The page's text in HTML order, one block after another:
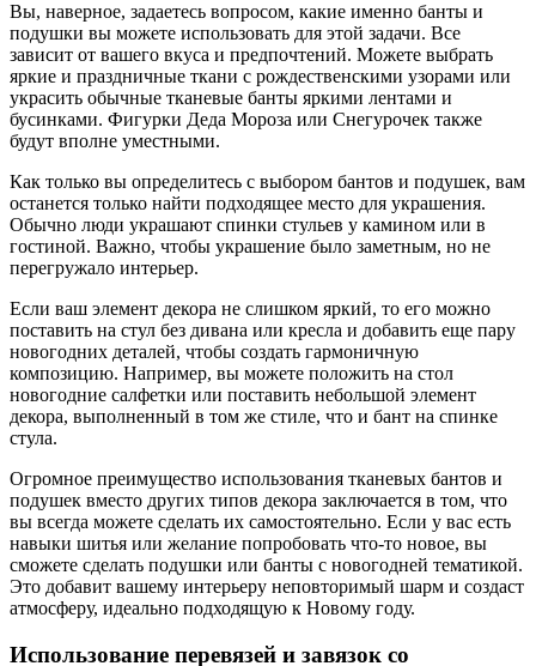
Вы, наверное, задаетесь вопросом, какие именно банты и
подушки вы можете использовать для этой задачи. Все
зависит от вашего вкуса и предпочтений. Можете выбрать
яркие и праздничные ткани с рождественскими узорами или
украсить обычные тканевые банты яркими лентами и
бусинками. Фигурки Деда Мороза или Снегурочек также
будут вполне уместными.
Как только вы определитесь с выбором бантов и подушек, вам
останется только найти подходящее место для украшения.
Обычно люди украшают спинки стульев у камином или в
гостиной. Важно, чтобы украшение было заметным, но не
перегружало интерьер.
Если ваш элемент декора не слишком яркий, то его можно
поставить на стул без дивана или кресла и добавить еще пару
новогодних деталей, чтобы создать гармоничную
композицию. Например, вы можете положить на стол
новогодние салфетки или поставить небольшой элемент
декора, выполненный в том же стиле, что и бант на спинке
стула.
Огромное преимущество использования тканевых бантов и
подушек вместо других типов декора заключается в том, что
вы всегда можете сделать их самостоятельно. Если у вас есть
навыки шитья или желание попробовать что-то новое, вы
сможете сделать подушки или банты с новогодней тематикой.
Это добавит вашему интерьеру неповторимый шарм и создаст
атмосферу, идеально подходящую к Новому году.
Использование перевязей и завязок со